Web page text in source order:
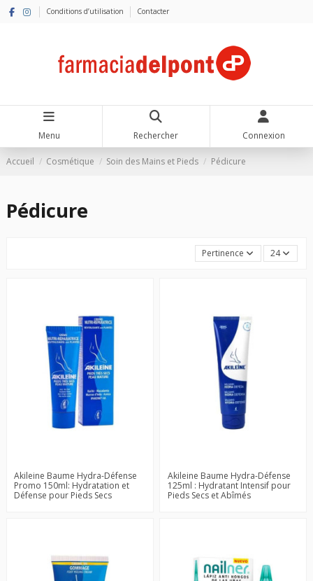
Conditions d’utilisation Contacter
Menu Rechercher Connexion
Accueil Cosmétique Soin des Mains et Pieds Pédicure
Pédicure
Pertinence 24
Akileine Baume Hydra-Défense
Promo 150ml: Hydratation et
Défense pour Pieds Secs
Akileine Baume Hydra-Défense
125ml : Hydratant Intensif pour
Pieds Secs et Abîmés